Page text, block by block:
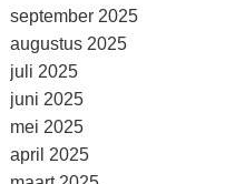
september 2025
augustus 2025
juli 2025
juni 2025
mei 2025
april 2025